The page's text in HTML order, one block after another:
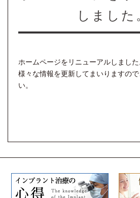
しました
ホームページをリニューアルしまし
様々な情報を更新してまいりますの
い。